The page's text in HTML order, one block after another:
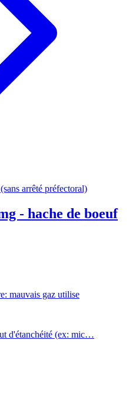
arrêté préfectoral)
- hache de boeuf
mauvais gaz utilise
d'étanchéité (ex: mic…